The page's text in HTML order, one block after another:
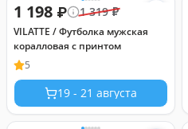
1 198 ₽ 1 319₽
VILATTE / Футболка мужская
коралловая с принтом
5
19 - 21 августа